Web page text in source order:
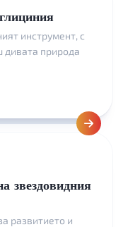
инструмент, с
дивата природа
звездовидния
развитието и